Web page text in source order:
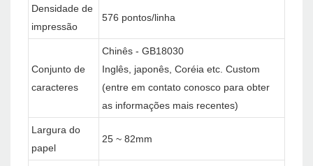
Densidade de
impressão
576 pontos/linha
Conjunto de
caracteres
Chinês - GB18030
Inglês, japonês, Coréia etc. Custom
(entre em contato conosco para obter
as informações mais recentes)
Largura do
papel
25 ~ 82mm